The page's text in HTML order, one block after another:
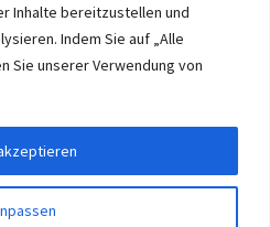
Inhalte bereitzustellen und
Indem Sie auf „Alle
Sie unserer Verwendung von
member of the ERUON